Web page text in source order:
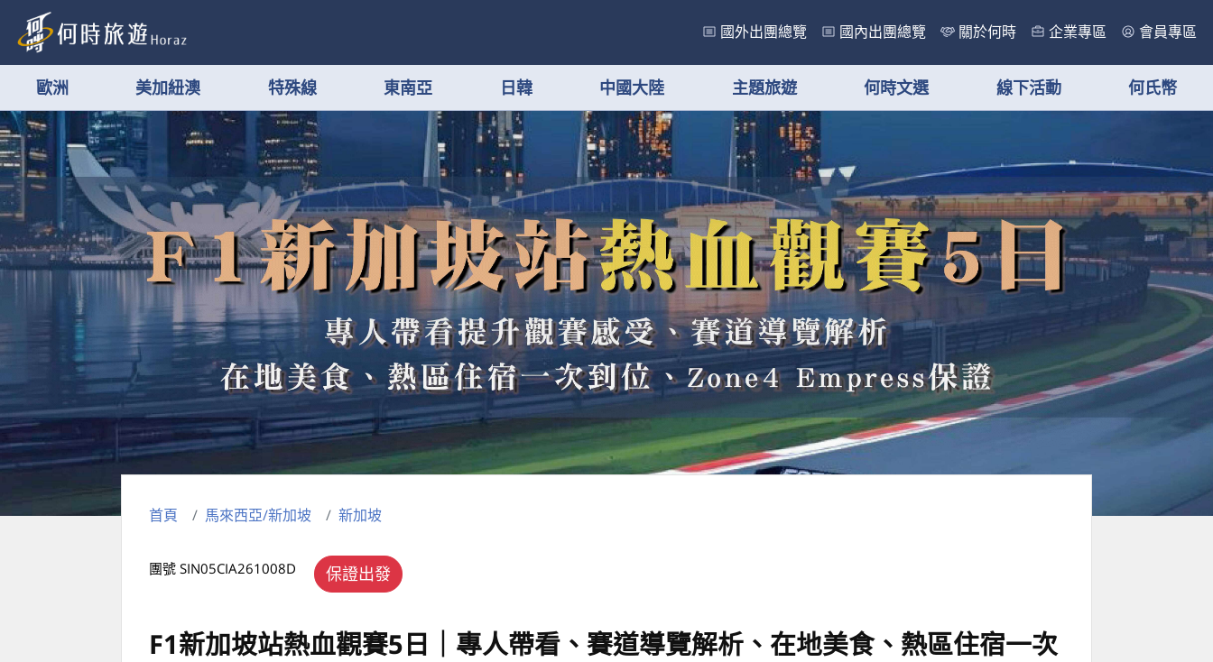
國外出團總覽 國內出團總覽 關於何時 企業專區 會員專區
歐洲 美加紐澳 特殊線 東南亞 日韓 中國大陸 主題旅遊 何時文選 線下活動 何氏幣
首頁 馬來西亞/新加坡 新加坡
保證出發
團號 SIN05CIA261008D
F1新加坡站熱血觀賽5日｜專人帶看、賽道導覽解析、在地美食、熱區住宿一次